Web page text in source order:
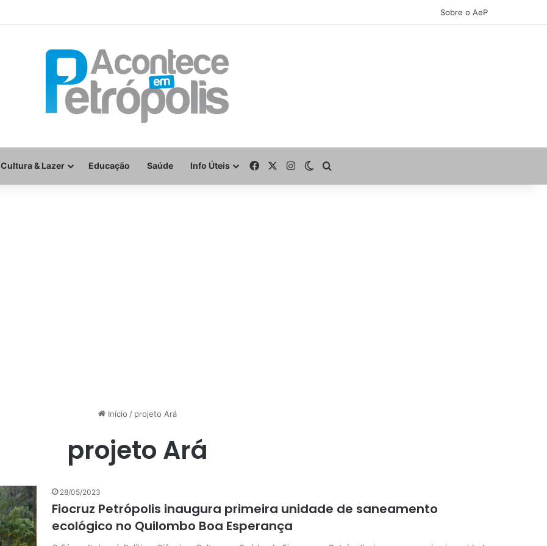
Sobre o AeP
Cultura & Lazer Educação Saúde Info Úteis FacebookInstagramSwitch skin
Início / projeto Ará
projeto Ará
28/05/2023
Fiocruz Petrópolis inaugura primeira unidade de saneamento
ecológico no Quilombo Boa Esperança